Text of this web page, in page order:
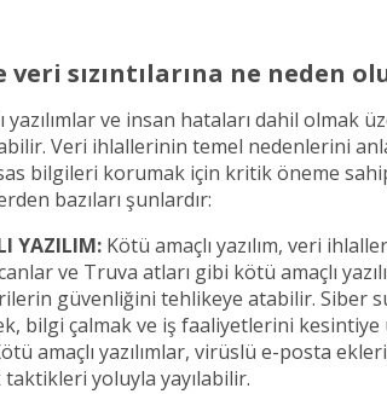
sızıntılarına ne neden
ve insan hataları dahil olmak
Veri ihlallerinin temel nedenlerini
bilgileri korumak için kritik öneme
bazıları şunlardır:
YAZILIM: Kötü amaçlı yazılım, veri
ve Truva atları gibi kötü amaçlı
güvenliğini tehlikeye atabilir. Siber
bilgi çalmak ve iş faaliyetlerini
amaçlı yazılımlar, virüslü e-posta
yoluyla yayılabilir.